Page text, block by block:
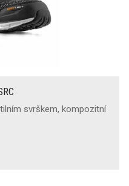
svrškem, kompozitní